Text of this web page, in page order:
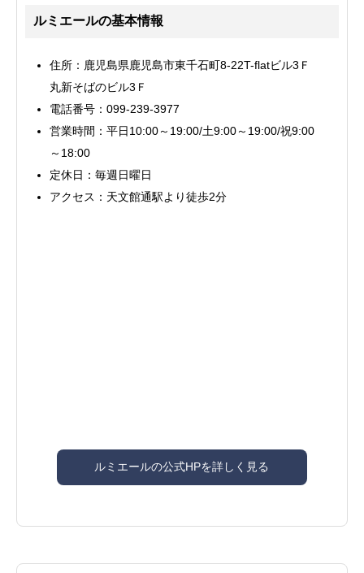
ルミエールの基本情報
住所：鹿児島県鹿児島市東千石町8-22T-flatビル3Ｆ
丸新そばのビル3Ｆ
電話番号：099-239-3977
営業時間：平日10:00～19:00/土9:00～19:00/祝9:00
～18:00
定休日：毎週日曜日
アクセス：天文館通駅より徒歩2分
ルミエールの公式HPを詳しく見る